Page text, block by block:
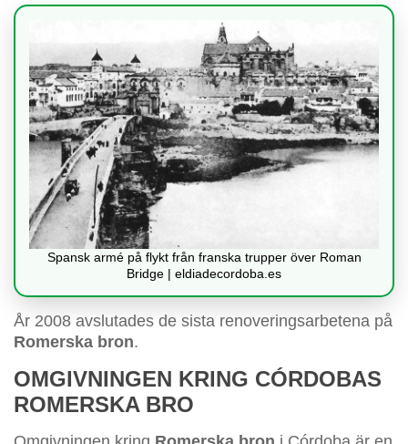
Spansk armé på flykt från franska trupper över Roman
Bridge | eldiadecordoba.es
År 2008 avslutades de sista renoveringsarbetena på
Romerska bron.
OMGIVNINGEN KRING CÓRDOBAS
ROMERSKA BRO